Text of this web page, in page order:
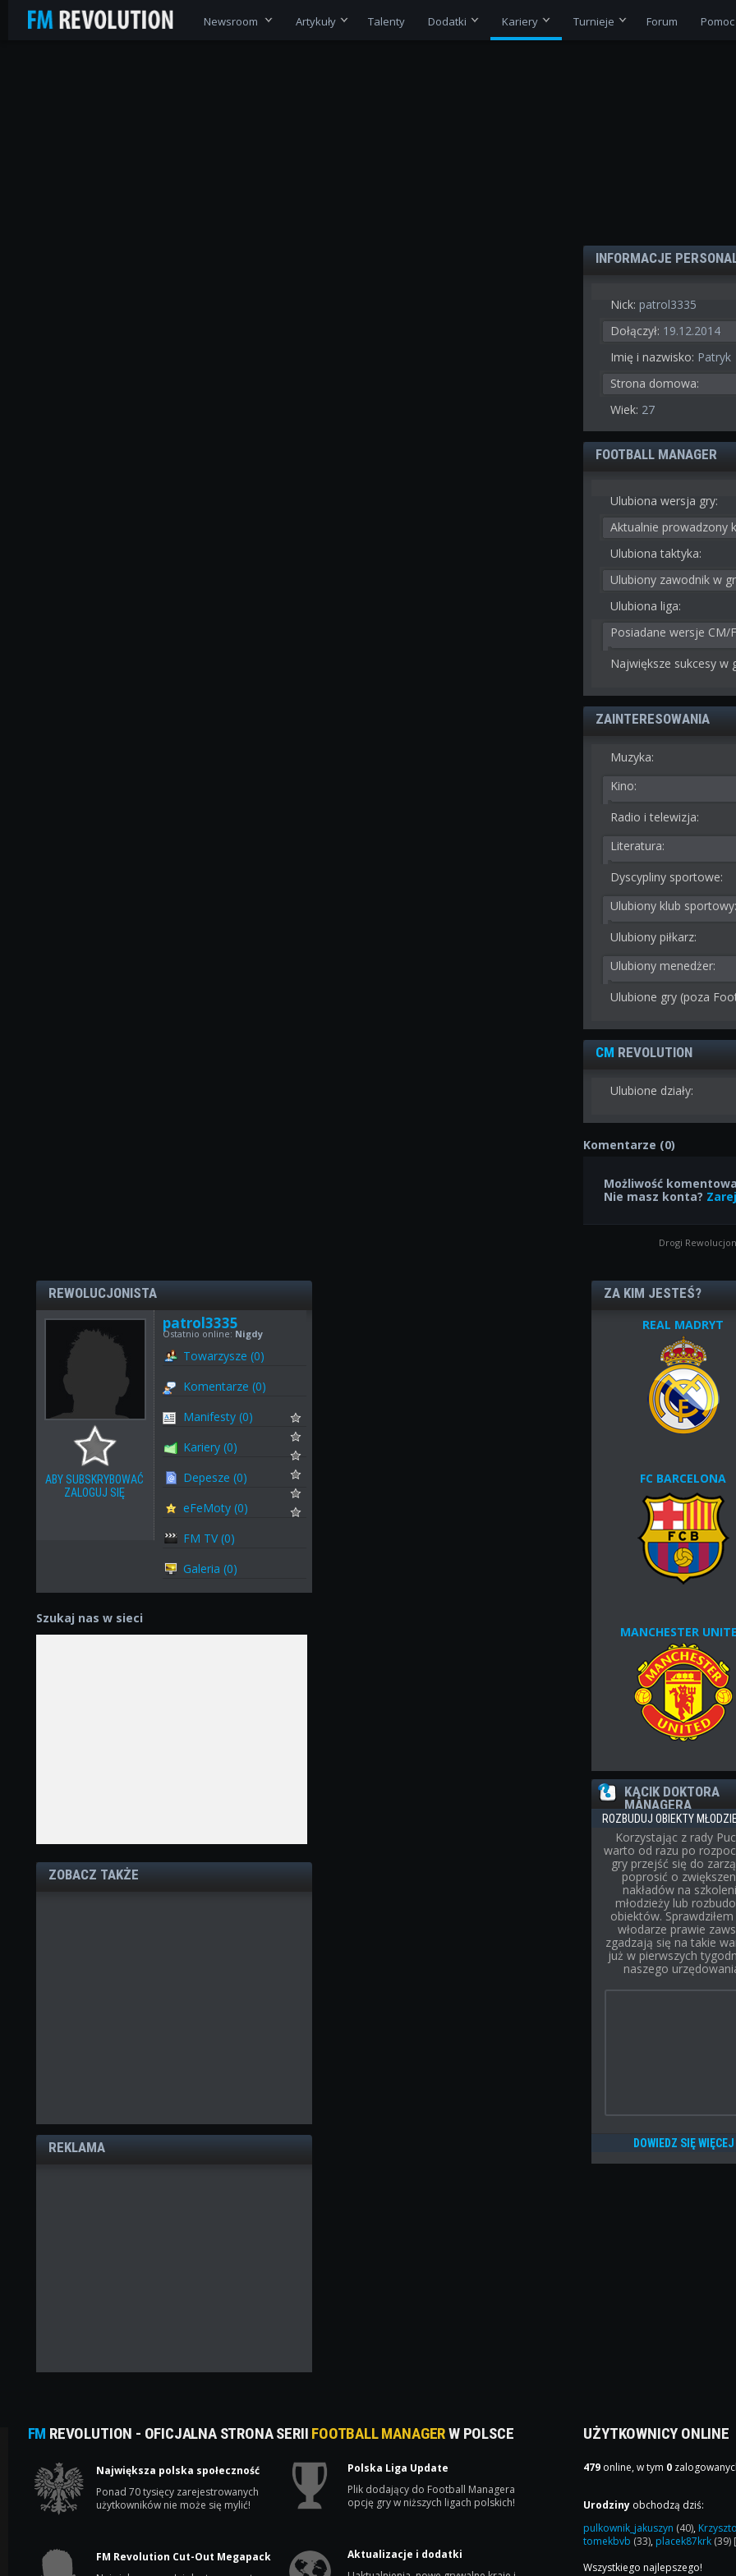
Newsroom Artykuły Talenty Dodatki Kariery Turnieje Forum Pomoc
INFORMACJE
Nick: patrol3335
Dołączył: 19.12.2014
Imię i nazwisko: Patryk
Strona domowa:
Wiek: 27
FOOTBALL MANAGER
Ulubiona wersja gry:
Aktualnie prowadzony
Ulubiona taktyka:
Ulubiony zawodnik w
Ulubiona liga:
Posiadane wersje CM/
Największe sukcesy w
ZAINTERESOWANIA
Muzyka:
Kino:
Radio i telewizja:
Literatura:
Dyscypliny sportowe:
Ulubiony klub sportowy:
Ulubiony piłkarz:
Ulubiony menedżer:
Ulubione gry (poza
CM REVOLUTION
Ulubione działy:
Komentarze (0)
Możliwość
Nie masz konta?
Drogi
REWOLUCJONISTA
ABY SUBSKRYBOWAĆ
ZALOGUJ SIĘ
patrol3335
Ostatnio online: Nigdy
Towarzysze (0)
Komentarze (0)
Manifesty (0)
Kariery (0)
Depesze (0)
eFeMoty (0)
FM TV (0)
Galeria (0)
Szukaj nas w sieci
ZOBACZ TAKŻE
REKLAMA
ZA KIM JESTEŚ?
REAL MADRYT
FC BARCELONA
MANCHESTER
KĄCIK DOKTORA
MANAGERA
ROZBUDUJ OBIEKTY
Korzystając z rady
warto od razu po
gry przejść się do
poprosić o
nakładów na
młodzieży lub
obiektów.
włodarze prawie
zgadzają się na takie
już w pierwszych
naszego
DOWIEDZ SIĘ WIĘCEJ
FM REVOLUTION - OFICJALNA STRONA SERII FOOTBALL MANAGERW POLSCE
Największa polska społeczność
Ponad 70 tysięcy zarejestrowanych
użytkowników nie może się mylić!
Polska Liga Update
Plik dodający do Football Managera
opcję gry w niższych ligach polskich!
FM Revolution Cut-Out Megapack
Aktualizacje i dodatki
UŻYTKOWNICY ONLINE
479 online, w tym 0
Urodziny obchodzą dziś:
pulkownik_jakuszyn (40),
tomekbvb (33), placek87krk (39)
Wszystkiego najlepszego!